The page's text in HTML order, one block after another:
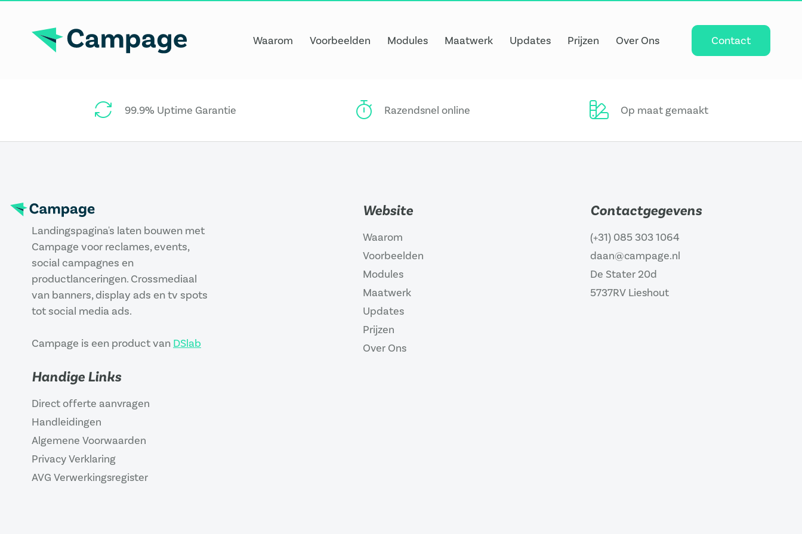
Waarom Voorbeelden Modules Maatwerk Updates Prijzen Over Ons Contact
99.9% Uptime Garantie Razendsnel online Op maat gemaakt
Landingspagina's laten bouwen met
Campage voor reclames, events,
social campagnes en
productlanceringen. Crossmediaal
van banners, display ads en tv spots
tot social media ads.
Campage is een product van DSlab
Website
Waarom
Voorbeelden
Modules
Maatwerk
Updates
Prijzen
Over Ons
Contactgegevens
(+31) 085 303 1064
daan@campage.nl
De Stater 20d
5737RV Lieshout
Handige Links
Direct offerte aanvragen
Handleidingen
Algemene Voorwaarden
Privacy Verklaring
AVG Verwerkingsregister